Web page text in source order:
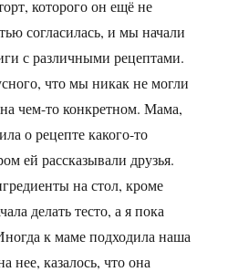
которого он ещё не
согласилась, и мы начали
с различными рецептами.
что мы никак не могли
чем-то конкретном. Мама,
о рецепте какого-то
ей рассказывали друзья.
на стол, кроме
делать тесто, а я пока
к маме подходила наша
нее, казалось, что она